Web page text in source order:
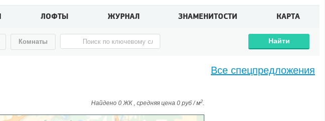
ЛОФТЫ ЖУРНАЛ ЗНАМЕНИТОСТИ КАРТА
Комнаты Найти
Найдено 0 ЖК , средняя цена 0 руб / м2.
Все спецпредложения